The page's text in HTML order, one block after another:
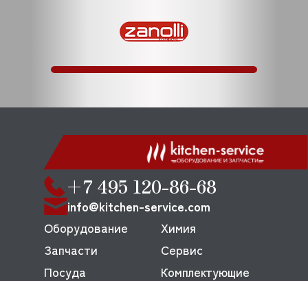
+7 495 120-86-68
info@kitchen-service.com
Оборудование
Запчасти
Посуда
Химия
Сервис
Комплектующие